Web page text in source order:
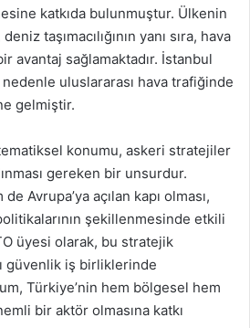
katkıda bulunmuştur. Ülkenin
taşımacılığının yanı sıra, hava
avantaj sağlamaktadır. İstanbul
uluslararası hava trafiğinde
gelmiştir.
konumu, askeri stratejiler
gereken bir unsurdur.
Avrupa’ya açılan kapı olması,
şekillenmesinde etkili
üyesi olarak, bu stratejik
güvenlik iş birliklerinde
Türkiye’nin hem bölgesel hem
bir aktör olmasına katkı